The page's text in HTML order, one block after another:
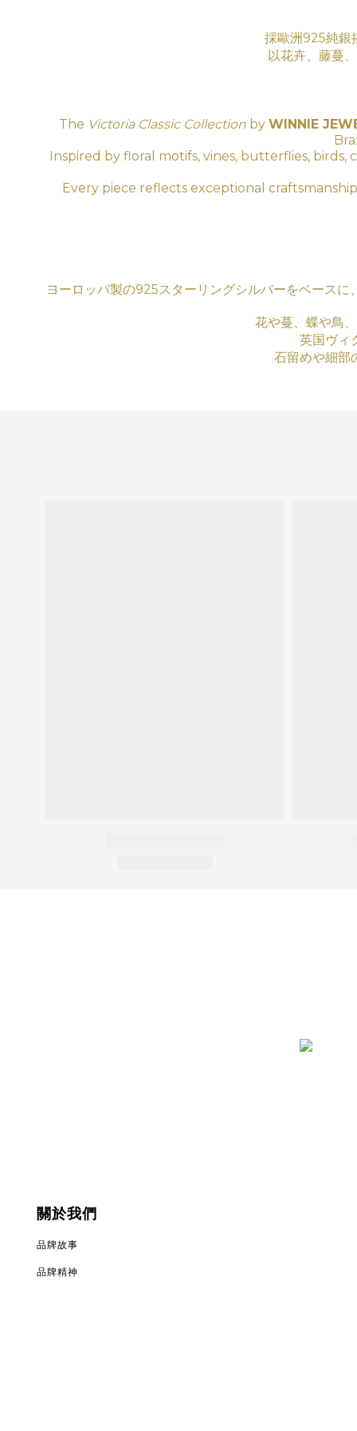
採歐洲925純銀
以花卉、藤蔓
The Victoria Classic Collection by WINNIE
Inspired by floral motifs, vines, butterflies,
Every piece reflects exceptional
ヨーロッパ製の925スターリングシルバーをベース
花や蔓、蝶や鳥
英国ヴィ
石留めや細部
關於我們
品牌故事
品牌精神